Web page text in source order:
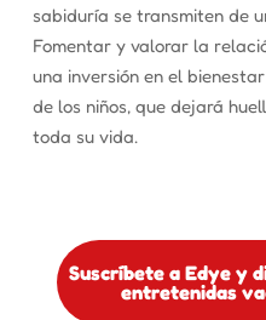
sabiduría se transmiten de
Fomentar y valorar la
una inversión en el
de los niños, que dejará
toda su vida.
Suscríbete a Edye y
entretenidas